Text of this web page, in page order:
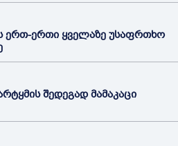
ერთ-ერთი ყველაზე უსაფრთხო
შედეგად მამაკაცი